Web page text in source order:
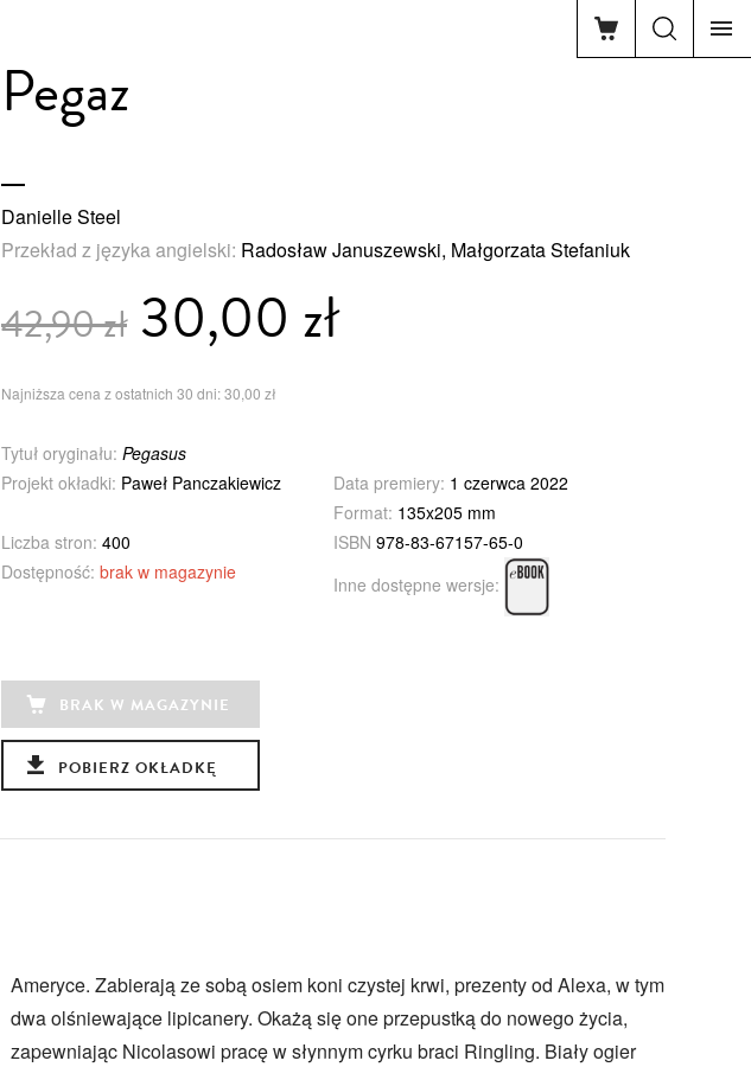
Pegaz
Danielle Steel
Przekład z języka angielski: Radosław Januszewski, Małgorzata Stefaniuk
42,90 zł30,00 zł
Najniższa cena z ostatnich 30 dni: 30,00 zł
Tytuł oryginału: Pegasus
Projekt okładki: Paweł Panczakiewicz Data premiery: 1 czerwca 2022
Format: 135x205 mm
Liczba stron: 400 ISBN 978-83-67157-65-0
Dostępność: brak w magazynie
Inne dostępne wersje:
BRAK W MAGAZYNIE
POBIERZ OKŁADKĘ
Ameryce. Zabierają ze sobą osiem koni czystej krwi, prezenty od Alexa, w tym
dwa olśniewające lipicanery. Okażą się one przepustką do nowego życia,
zapewniając Nicolasowi pracę w słynnym cyrku braci Ringling. Biały ogier